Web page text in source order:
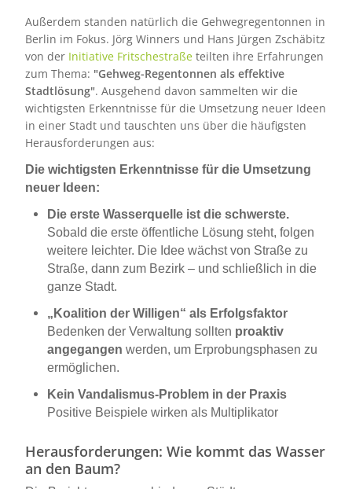
Außerdem standen natürlich die Gehwegregentonnen in
Berlin im Fokus. Jörg Winners und Hans Jürgen Zschäbitz
von der Initiative Fritschestraßeteilten ihre Erfahrungen
zum Thema: "Gehweg-Regentonnen als effektive
Stadtlösung". Ausgehend davon sammelten wir die
wichtigsten Erkenntnisse für die Umsetzung neuer Ideen
in einer Stadt und tauschten uns über die häufigsten
Herausforderungen aus:
Die wichtigsten Erkenntnisse für die Umsetzung
neuer Ideen:
Die erste Wasserquelle ist die schwerste.
Sobald die erste öffentliche Lösung steht, folgen
weitere leichter. Die Idee wächst von Straße zu
Straße, dann zum Bezirk – und schließlich in die
ganze Stadt.
„Koalition der Willigen“ als Erfolgsfaktor
Bedenken der Verwaltung sollten proaktiv
angegangen werden, um Erprobungsphasen zu
ermöglichen.
Kein Vandalismus-Problem in der Praxis
Positive Beispiele wirken als Multiplikator
Herausforderungen: Wie kommt das Wasser
an den Baum?